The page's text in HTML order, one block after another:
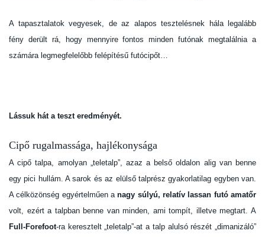
A tapasztalatok vegyesek, de az alapos tesztelésnek hála legalább
fény derült rá, hogy mennyire fontos minden futónak megtalálnia a
számára legmegfelelőbb felépítésű futócipőt…
Lássuk hát a teszt eredményét.
Cipő rugalmassága, hajlékonysága
A cipő talpa, amolyan „teletalp”, azaz a belső oldalon alig van benne
egy pici hullám. A sarok és az elülső talprész gyakorlatilag egyben van.
A célközönség egyértelműen anagy súlyú, relatív lassan futó amatőr
volt, ezért a talpban benne van minden, ami tompít, illetve megtart. A
Full-Forefoot-ra keresztelt „teletalp”-at a talp alulsó részét „dimanizáló”